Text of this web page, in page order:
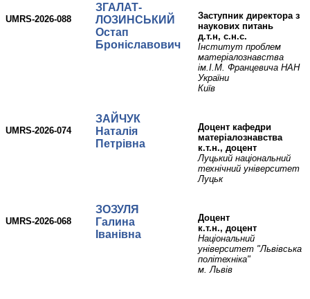
UMRS-2026-088
ЗГАЛАТ-
ЛОЗИНСЬКИЙ
Остап
Броніславович
заступник директора з
наукових питань
д.т.н, с.н.с.
Інститут проблем
матеріалознавства
ім.І.М. Францевича НАН
України
Київ
UMRS-2026-074
ЗАЙЧУК
Наталія
Петрівна
доцент кафедри
матеріалознавства
к.т.н., доцент
Луцький національний
технічний університет
Луцьк
UMRS-2026-068
ЗОЗУЛЯ
Галина
Іванівна
доцент
к.т.н., доцент
Національний
університет "Львівська
політехніка"
м. Львів